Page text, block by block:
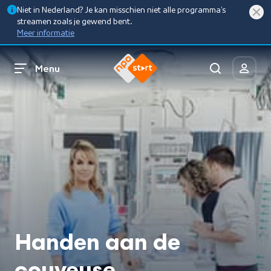
Niet in Nederland? Je kan misschien niet alle programma’s
streamen zoals je gewend bent.
Meer informatie
Menu
Handen aan de